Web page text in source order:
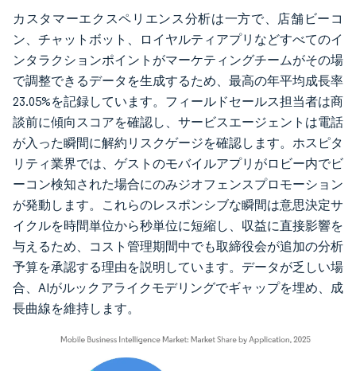
カスタマーエクスペリエンス分析は一方で、店舗ビーコ
ン、チャットボット、ロイヤルティアプリなどすべてのイ
ンタラクションポイントがマーケティングチームがその場
で調整できるデータを生成するため、最高の年平均成長率
23.05%を記録しています。フィールドセールス担当者は商
談前に傾向スコアを確認し、サービスエージェントは電話
が入った瞬間に解約リスクゲージを確認します。ホスピタ
リティ業界では、ゲストのモバイルアプリがロビー内でビ
ーコン検知された場合にのみジオフェンスプロモーション
が発動します。これらのレスポンシブな瞬間は意思決定サ
イクルを時間単位から秒単位に短縮し、収益に直接影響を
与えるため、コスト管理期間中でも取締役会が追加の分析
予算を承認する理由を説明しています。データが乏しい場
合、AIがルックアライクモデリングでギャップを埋め、成
長曲線を維持します。